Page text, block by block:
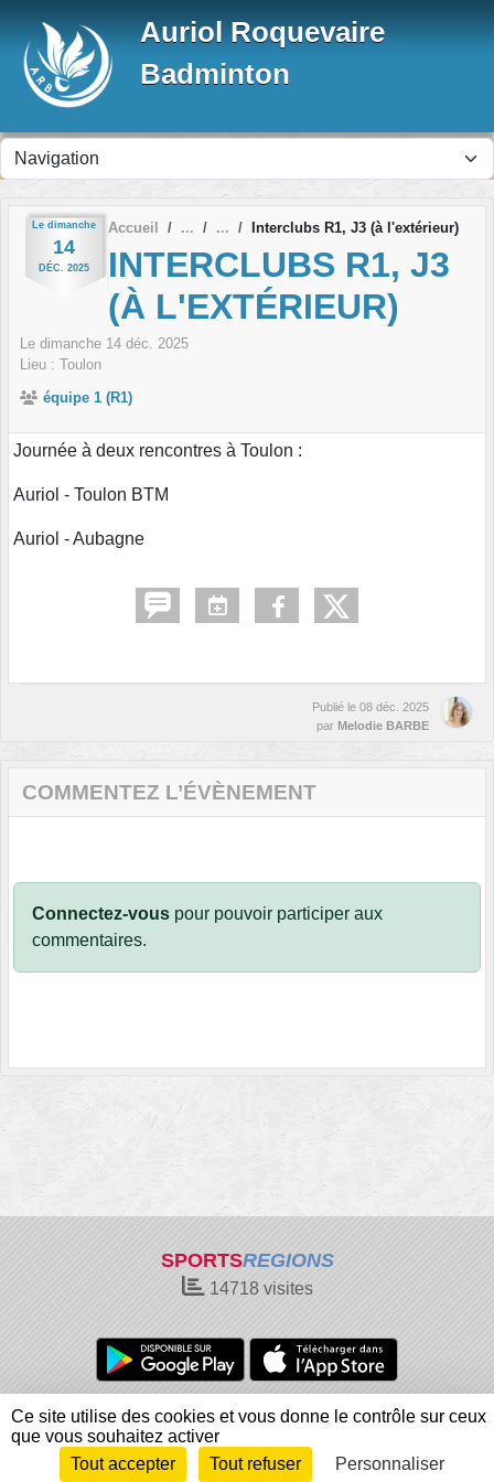
Auriol Roquevaire
Badminton
Le dimanche
14
DÉC. 2025
Accueil Interclubs R1, J3 (à l'extérieur)
INTERCLUBS R1, J3
(À L'EXTÉRIEUR)
Le dimanche 14 déc.
2025
Lieu : Toulon
équipe 1 (R1)
Journée à deux rencontres à Toulon :
Auriol - Toulon BTM
Auriol - Aubagne
Publié le 08 déc. 2025
par Melodie BARBE
COMMENTEZ L’ÉVÈNEMENT
Connectez-vous pour pouvoir participer aux
commentaires.
SPORTSREGIONS
14718visites
Charte cookies
Gestion des cookies
Informations légales
Signaler un contenu inapproprié
Envie de participer ?
Connexion
Ce site utilise des cookies et vous donne le contrôle sur ceux
que vous souhaitez activer
Tout accepter
Tout refuser Personnaliser